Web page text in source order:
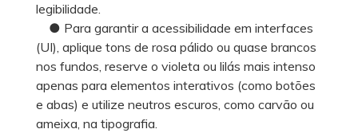
legibilidade.
● Para garantir a acessibilidade em interfaces
(UI), aplique tons de rosa pálido ou quase brancos
nos fundos, reserve o violeta ou lilás mais intenso
apenas para elementos interativos (como botões
e abas) e utilize neutros escuros, como carvão ou
ameixa, na tipografia.